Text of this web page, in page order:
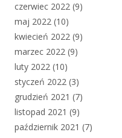
czerwiec 2022 (9)
maj 2022 (10)
kwiecień 2022 (9)
marzec 2022 (9)
luty 2022 (10)
styczeń 2022 (3)
grudzień 2021 (7)
listopad 2021 (9)
październik 2021 (7)